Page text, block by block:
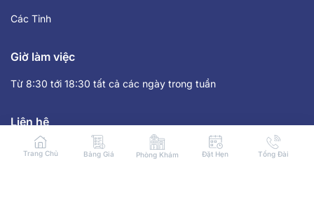
Các Tỉnh
Giờ làm việc
Từ 8:30 tới 18:30 tất cả các ngày trong tuần
Liên hệ
HOTLINE: 1900 8059
Trang Chủ Bảng Giá Phòng Khám Đặt Hẹn Tổng Đài